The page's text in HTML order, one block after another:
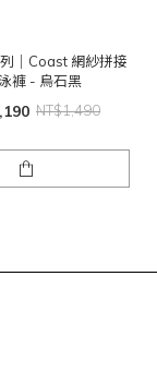
｜Coast 網紗拼接
褲 - 烏石黑
NT$1,490